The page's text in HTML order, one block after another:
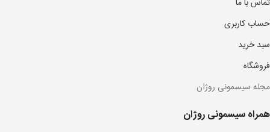
حساب کاربری
سبد خرید
فروشگاه
مجله سیسمونی روژان
همراه سیسمونی روژان